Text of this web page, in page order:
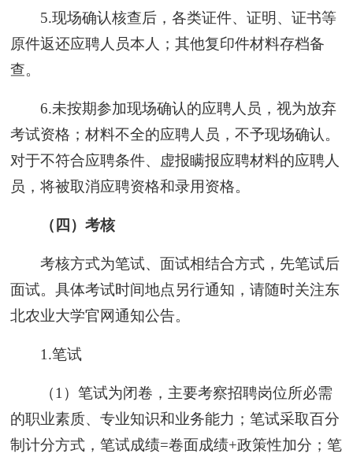
5.现场确认核查后，各类证件、证明、证书等
原件返还应聘人员本人；其他复印件材料存档备
查。
6.未按期参加现场确认的应聘人员，视为放弃
考试资格；材料不全的应聘人员，不予现场确认。
对于不符合应聘条件、虚报瞒报应聘材料的应聘人
员，将被取消应聘资格和录用资格。
（四）考核
考核方式为笔试、面试相结合方式，先笔试后
面试。具体考试时间地点另行通知，请随时关注东
北农业大学官网通知公告。
1.笔试
（1）笔试为闭卷，主要考察招聘岗位所必需
的职业素质、专业知识和业务能力；笔试采取百分
制计分方式，笔试成绩=卷面成绩+政策性加分；笔